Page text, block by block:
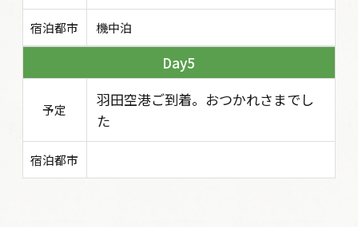
宿泊都市 機中泊
5
予定
羽田空港ご到着。おつかれさまでし
た
宿泊都市